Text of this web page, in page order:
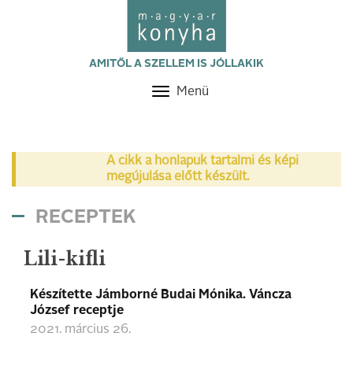
AMITŐL A SZELLEM IS JÓLLAKIK
Toggle
Menü
A cikk a honlapuk tartalmi és képi
megújulása előtt készült.
RECEPTEK
Lili-kifli
Készítette Jámborné Budai Mónika. Váncza
József receptje
2021. március 26.